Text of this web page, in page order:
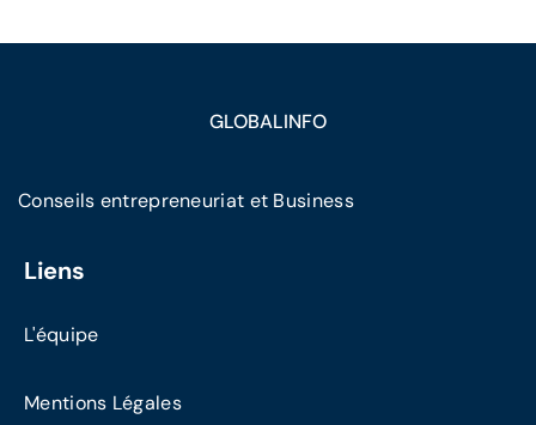
GLOBALINFO
Conseils entrepreneuriat et Business
Liens
L'équipe
Mentions Légales